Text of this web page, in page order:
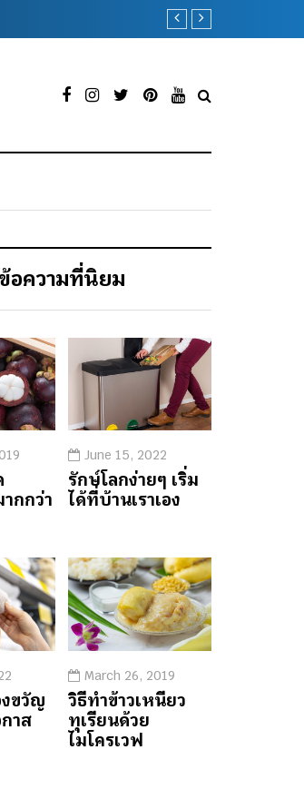
วิธีทำข้าวเหนียวทุเ
ข้อความที่นิยม
กกว่า
June 15, 2022
รักษ์โลกง่ายๆ เริ่ม
ได้ที่บ้านเราเอง
ขวัญ
าส
March 26, 2019
วิธีทำข้าวเหนียว
ทุเรียนด้วย
ไมโครเวฟ